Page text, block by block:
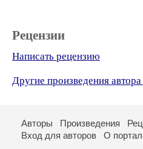
Рецензии
Написать рецензию
Другие произведения
Авторы Произведения
Вход для авторов
О